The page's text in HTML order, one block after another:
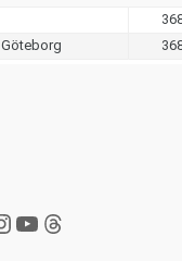
YouTube
Threads